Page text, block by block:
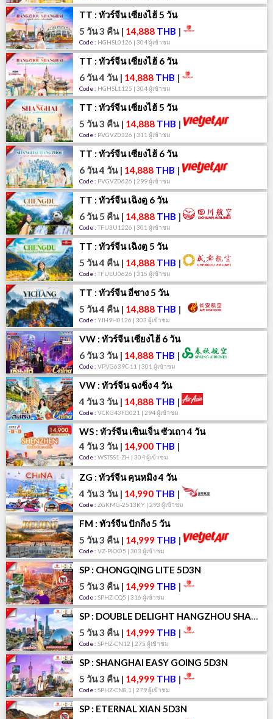
TT : ทัวร์จีน เซี่ยงไฮ้ 5 วัน
5 วัน 3 คืน| 14,888 THB |
Code : HGHSL0126 | 304 ผู้เข้าชม
TT : ทัวร์จีน เซี่ยงไฮ้ 6 วัน
6 วัน 4 วัน| 14,888 THB |
Code : HGHSL1125 | 304 ผู้เข้าชม
TT : ทัวร์จีน เซี่ยงไฮ้ 5 วัน
5 วัน 3 คืน| 14,888 THB |
Code : PVGVZ0326 | 311 ผู้เข้าชม
TT : ทัวร์จีน เซี่ยงไฮ้ 6 วัน
6 วัน 4 วัน| 14,888 THB |
Code : PVGVZ0626 | 299 ผู้เข้าชม
TT : ทัวร์จีน เฉิงตู 6 วัน
6 วัน 5 คืน| 14,888 THB |
Code : TFU3U1226 | 301 ผู้เข้าชม
TT : ทัวร์จีน เฉิงตู 5 วัน
5 วัน 4 คืน| 14,888 THB |
Code : TFUEU0626 | 315 ผู้เข้าชม
TT : ทัวร์จีน อี๋ชาง 5 วัน
5 วัน 4 คืน| 14,888 THB |
Code : YIH9H0126 | 303 ผู้เข้าชม
VW : ทัวร์จีน เซี่ยงไฮ้ 6 วัน
6 วัน 3 วัน| 14,888 THB |
Code : VPVG639C-11 | 301 ผู้เข้าชม
VW : ทัวร์จีน ฉงชิ่ง 4 วัน
4 วัน 3 วัน| 14,888 THB |
Code : VCKG43FD021 | 294 ผู้เข้าชม
WS : ทัวร์จีน เซินเจิ้น ซัวเถา 4 วัน
4 วัน 3 วัน| 14,900 THB |
Code : WSTSS1-ZH | 304 ผู้เข้าชม
ZG : ทัวร์จีน คุนหมิง 4 วัน
4 วัน 3 วัน| 14,990 THB |
Code : ZGKMG-2513KY | 293 ผู้เข้าชม
FM : ทัวร์จีน ปักกิ่ง 5 วัน
5 วัน 3 คืน| 14,999 THB |
Code : VZ-PKX05 | 303 ผู้เข้าชม
SP : CHONGQING LITE 5D3N
5 วัน 3 คืน| 14,999 THB |
Code : SPHZ-CQ5 | 316 ผู้เข้าชม
SP : DOUBLE DELIGHT HANGZHOU SHANGHAI 5D3N
5 วัน 3 คืน| 14,999 THB |
Code : SPHZ-CN12 | 275 ผู้เข้าชม
SP : SHANGHAI EASY GOING 5D3N
5 วัน 3 คืน| 14,999 THB |
Code : SPHZ-CN8.1 | 279 ผู้เข้าชม
SP : ETERNAL XIAN 5D3N